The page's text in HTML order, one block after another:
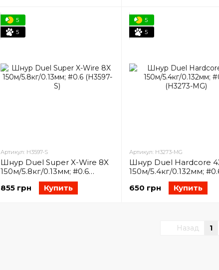
5
5
Артикул: H3597-S
Шнур Duel Super X-Wire 8X
150м/5.8кг/0.13мм; #0.6
855 грн Купить
5
5
Артикул: H3273-MG
Шнур Duel Hardcore
150м/5.4кг/0.132мм;
(H3273-MG)
650 грн Купить
Назад 1